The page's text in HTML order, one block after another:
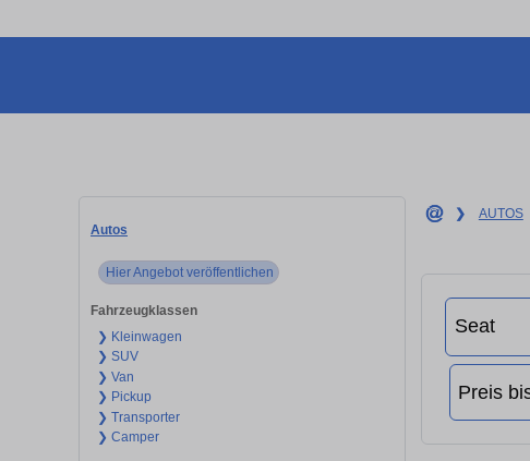
Autos
Hier Angebot veröffentlichen
Fahrzeugklassen
❯ Kleinwagen
❯ SUV
❯ Van
❯ Pickup
❯ Transporter
❯ Camper
❯ AUTOS